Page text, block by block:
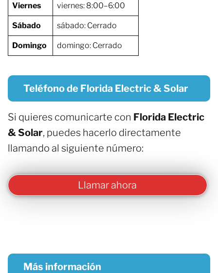
Viernes viernes: 8:00–6:00
Sábado sábado: Cerrado
Domingo domingo: Cerrado
Teléfono de Florida Electric & Solar
Si quieres comunicarte con Florida Electric
& Solar, puedes hacerlo directamente
llamando al siguiente número:
Llamar ahora
Más información